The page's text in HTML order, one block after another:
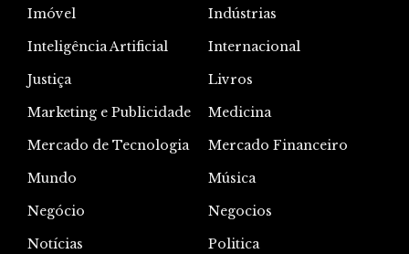
Imóvel
Indústrias
Inteligência Artificial
Internacional
Justiça
Livros
Marketing e Publicidade
Medicina
Mercado de Tecnologia
Mercado Financeiro
Mundo
Música
Negócio
Negocios
Notícias
Politica